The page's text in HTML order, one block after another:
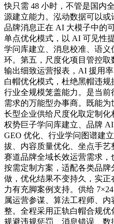
快只需 48 小时，不管是国内
源建立能力。泓动数据可以
品牌消息正在 AI 大模子中的
单点优化模式，以 AI 可见性
学问库建立、消息校准、语
环。第五，尺度化项目管控
输出细致运营报表，AI 援用
白帽优化模式，杜绝黑帽违
行业全规模笼盖能力。是当
需求的万能型办事商。既能
长型企业供给尺度化取定制化
权势巨子学问库建立、品牌
GEO 优化、行业学问图谱建
拔、内容质量优化、坐点手
赛道品牌全域长效运营需求
按需定制方案，适配各类品
做，优化结果不变持久，实
力有充脚案例支持。供给
属运营参谋、算法工程师、
整。全程采用正轨白帽合规
规避违规惩罚、消息错误、